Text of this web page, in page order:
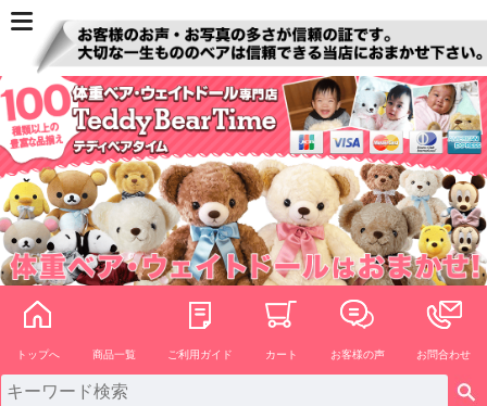
トップへ 商品一覧 ご利用ガイド カート お客様の声 お問合わせ
ジト
ップ
へ